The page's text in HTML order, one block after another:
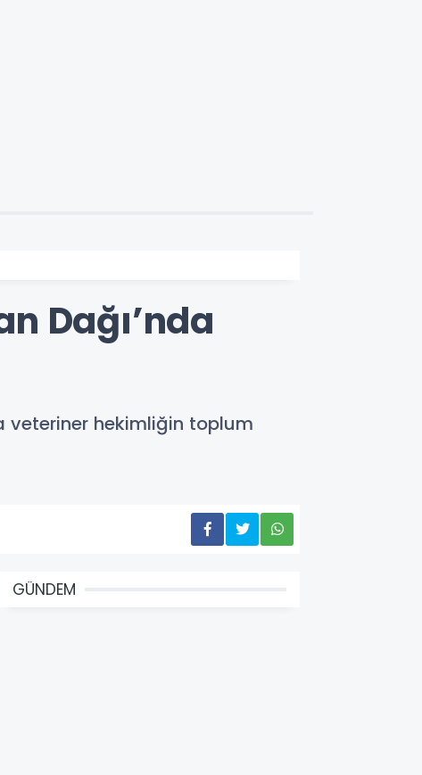
Dağı’nda
veteriner hekimliğin toplum
GÜNDEM